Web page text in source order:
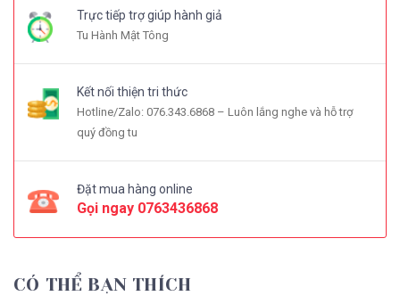
Trực tiếp trợ giúp hành giả
Tu Hành Mật Tông
Kết nối thiện tri thức
Hotline/Zalo: 076.343.6868 – Luôn lắng nghe và hỗ trợ
quý đồng tu
Đặt mua hàng online
Gọi ngay 0763436868
CÓ THỂ BẠN THÍCH